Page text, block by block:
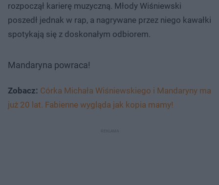
rozpoczął karierę muzyczną. Młody Wiśniewski
poszedł jednak w rap, a nagrywane przez niego kawałki
spotykają się z doskonałym odbiorem.
Mandaryna powraca!
Zobacz: Córka Michała Wiśniewskiego i Mandaryny ma
już 20 lat. Fabienne wygląda jak kopia mamy!